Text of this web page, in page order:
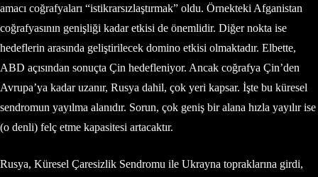
amacı coğrafyaları “istikrarsızlaştırmak” oldu. Örnekteki Afganistan
coğrafyasının genişliği kadar etkisi de önemlidir. Diğer nokta ise
hedeflerin arasında geliştirilecek domino etkisi olmaktadır. Elbette,
ABD açısından sonuçta Çin hedefleniyor. Ancak coğrafya Çin’den
Avrupa’ya kadar uzanır, Rusya dahil, çok yeri kapsar. İşte bu küresel
sendromun yayılma alanıdır. Sorun, çok geniş bir alana hızla yayılır ise
(o denli) felç etme kapasitesi artacaktır.
Rusya, Küresel Çaresizlik Sendromu ile Ukrayna topraklarına girdi,